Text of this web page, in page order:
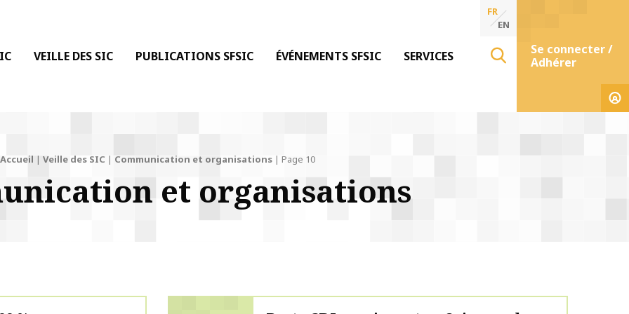
LA COMMUNICATION
VEILLE DES SIC PUBLICATIONS SFSIC ÉVÉNEMENTS SFSIC SERVICES
FR
EN
Se connecter /
Adhérer
Accueil | Veille des SIC | Communication et organisations| Page 10
et organisations